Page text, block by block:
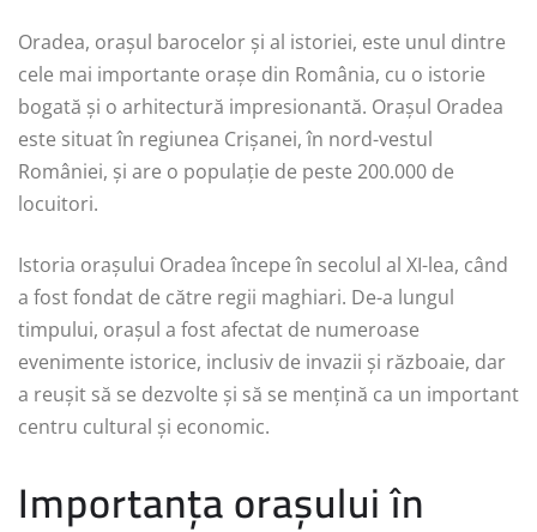
Oradea, orașul barocelor și al istoriei, este unul dintre
cele mai importante orașe din România, cu o istorie
bogată și o arhitectură impresionantă. Orașul Oradea
este situat în regiunea Crișanei, în nord-vestul
României, și are o populație de peste 200.000 de
locuitori.
Istoria orașului Oradea începe în secolul al XI-lea, când
a fost fondat de către regii maghiari. De-a lungul
timpului, orașul a fost afectat de numeroase
evenimente istorice, inclusiv de invazii și războaie, dar
a reușit să se dezvolte și să se mențină ca un important
centru cultural și economic.
Importanța orașului în